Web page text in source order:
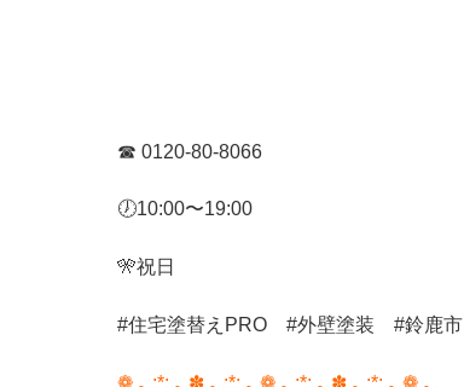
☎︎ 0120-80-8066
🕖10:00〜19:00
🎌祝日
#住宅塗替え PRO #外壁塗装 #鈴鹿市
❁.｡.:*:.｡.✽.｡.:*:.｡.❁.｡.:*:.｡.✽.｡.:*:.｡.❁.｡.